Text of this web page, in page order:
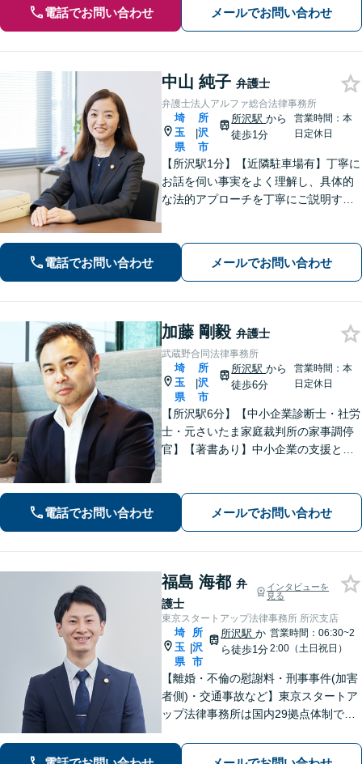
電話でお問い合わせ メールでお問い合わせ
中山 純子 弁護士
弁護士法人アルファ総合法律事務所
埼
玉
県
|
所
沢
市
所沢駅から
徒歩1分
営業時間：本
日定休日
【所沢駅1分】【近隣駐車場有】丁寧に
お話を伺い事実をよく理解し、具体的
な法的アプローチを丁寧にご説明する
手伝いをいたします。どうぞお気軽に
ご相談ください。
電話でお問い合わせ メールでお問い合わせ
加藤 剛毅 弁護士
武蔵野合同法律事務所
埼
玉
県
|
所
沢
市
所沢駅から
徒歩6分
営業時間：本
日定休日
【所沢駅6分】【中小企業診断士・社労
士・元さいたま家庭裁判所の家事調停
官】【著書あり】中小企業の支援と個
とりのニーズに応じた、最適な解決方
法をご提案いたします。
電話でお問い合わせ メールでお問い合わせ
福島 海都 弁
護士
インタビューを
見る
東京スタートアップ法律事務所 所沢支店
埼
玉
県
|
所
沢
市
所沢駅か
ら徒歩1分
営業時間：06:30~2
2:00（土日祝日）
【離婚・不倫の慰謝料・刑事事件(加害
者側)・交通事故など】東京スタートア
ップ法律事務所は国内29拠点体制で全
対応(法律相談は完全予約制)】各分野で